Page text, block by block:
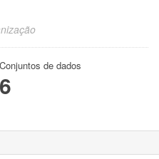
Conjuntos de dados
6